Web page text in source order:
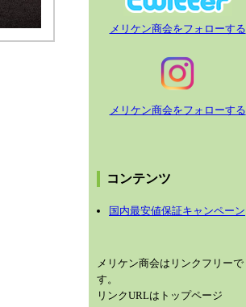
メリケン商会をフォローする
メリケン商会をフォローする
コンテンツ
国内最安値保証キャンペーン
メリケン商会はリンクフリーで
す。
リンクURLはトップページ